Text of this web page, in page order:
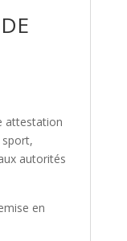
attestation
sport,
autorités
en